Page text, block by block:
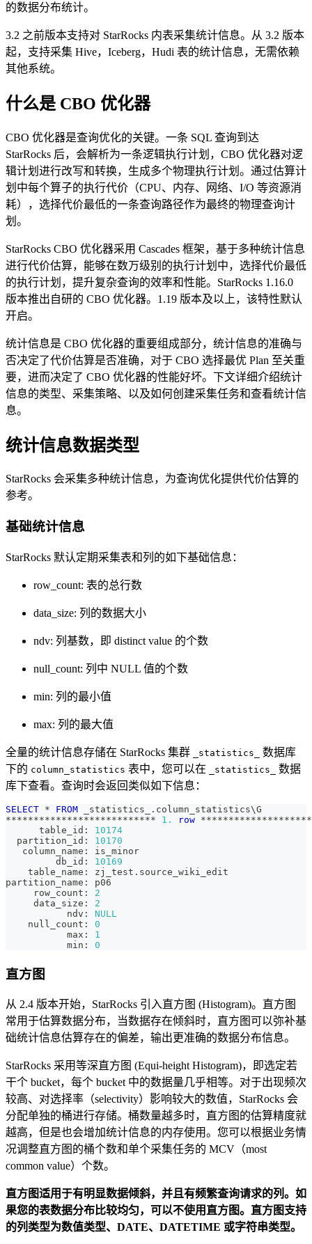
的数据分布统计。
3.2 之前版本支持对 StarRocks 内表采集统计信息。从 3.2 版本
起，支持采集 Hive，Iceberg，Hudi 表的统计信息，无需依赖
其他系统。
什么是 CBO 优化器
CBO 优化器是查询优化的关键。一条 SQL 查询到达
StarRocks 后，会解析为一条逻辑执行计划，CBO 优化器对逻
辑计划进行改写和转换，生成多个物理执行计划。通过估算计
划中每个算子的执行代价（CPU、内存、网络、I/O 等资源消
耗），选择代价最低的一条查询路径作为最终的物理查询计
划。
StarRocks CBO 优化器采用 Cascades 框架，基于多种统计信息
进行代价估算，能够在数万级别的执行计划中，选择代价最低
的执行计划，提升复杂查询的效率和性能。StarRocks 1.16.0
版本推出自研的 CBO 优化器。1.19 版本及以上，该特性默认
开启。
统计信息是 CBO 优化器的重要组成部分，统计信息的准确与
否决定了代价估算是否准确，对于 CBO 选择最优 Plan 至关重
要，进而决定了 CBO 优化器的性能好坏。下文详细介绍统计
信息的类型、采集策略、以及如何创建采集任务和查看统计信
息。
统计信息数据类型
StarRocks 会采集多种统计信息，为查询优化提供代价估算的
参考。
基础统计信息
StarRocks 默认定期采集表和列的如下基础信息：
row_count: 表的总行数
data_size: 列的数据大小
ndv: 列基数，即 distinct value 的个数
null_count: 列中 NULL 值的个数
min: 列的最小值
max: 列的最大值
全量的统计信息存储在 StarRocks 集群 _statistics_
数据库
下的 column_statistics 表中，您可以在 _statistics_
数据
库下查看。查询时会返回类似如下信息：
SELECT * FROM _statistics_ . column_statistics\G
*************************** 1. row ********************
      table_id:
10174
  partition_id:
10170
   column_name: is_minor
         db_id:
10169
    table_name: zj_test
. source_wiki_edit
partition_name: p06
     row_count:
2
     data_size:
2
           ndv:
NULL
    null_count:
0
           max:
1
           min:
0
直方图
从 2.4 版本开始，StarRocks 引入直方图 (Histogram)。直方图
常用于估算数据分布，当数据存在倾斜时，直方图可以弥补基
础统计信息估算存在的偏差，输出更准确的数据分布信息。
StarRocks 采用等深直方图 (Equi-height Histogram)，即选定若
干个 bucket，每个 bucket 中的数据量几乎相等。对于出现频次
较高、对选择率（selectivity）影响较大的数值，StarRocks 会
分配单独的桶进行存储。桶数量越多时，直方图的估算精度就
越高，但是也会增加统计信息的内存使用。您可以根据业务情
况调整直方图的桶个数和单个采集任务的 MCV（most
common value）个数。
直方图适用于有明显数据倾斜，并且有频繁查询请求的列。如
果您的表数据分布比较均匀，可以不使用直方图。直方图支持
的列类型为数值类型、DATE、DATETIME 或字符串类型。